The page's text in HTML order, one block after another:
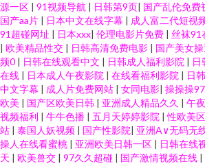
源一区 | 91视频导航 | 日韩第9页| 国产乱伦免费
国产aa片 | 日本中文在线字幕 | 成人富二代短视
91超碰网址 | 日本xxx| 伦理电影片免费 | 丝袜91
| 欧美精品性交 | 日韩高清免费电影 | 国产美女
频0 | 日韩在线观看中文 | 日韩成人福利影院 | 日
在线 | 日本成人午夜影院 | 在线看福利影院 | 日
中文字幕 | 成人片免费网站 | 女同电影| 操操操97
欧美 | 国产区欧美日韩 | 亚洲成人精品久久 | 午
视频福利 | 牛牛色播 | 五月天婷婷影院 |性欧美
站 | 泰国人妖视频 | 国产性影院| 亚洲A∨无码无
操人在线看蜜桃 | 亚洲欧美日韩一区 | 日韩在线
天 | 欧美兽交 | 97久久超碰 | 国产激情视频在线 |